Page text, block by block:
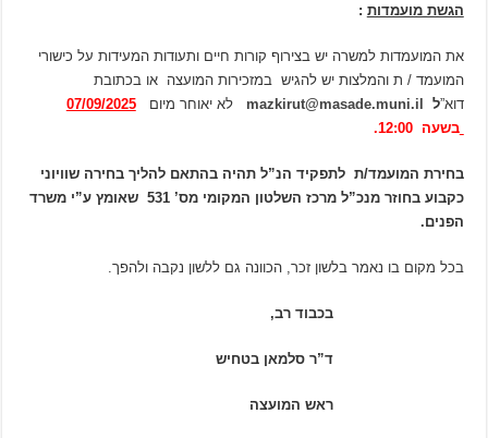
הגשת מועמדות :
את המועמדות למשרה יש בצירוף קורות חיים ותעודות המעידות על כישורי
המועמד / ת והמלצות יש להגיש במזכירות המועצה או בכתובת
דוא”ל mazkirut@masade.muni.il לא יאוחר מיום07/09/2025
בשעה 12:00.
בחירת המועמד/ת לתפקיד הנ”ל תהיה בהתאם להליך בחירה שוויוני
כקבוע בחוזר מנכ”ל מרכז השלטון המקומי מס’ 531 שאומץ ע”י משרד
הפנים.
בכל מקום בו נאמר בלשון זכר, הכוונה גם ללשון נקבה ולהפך.
בכבוד רב,
ד”ר סלמאן בטחיש
ראש המועצה